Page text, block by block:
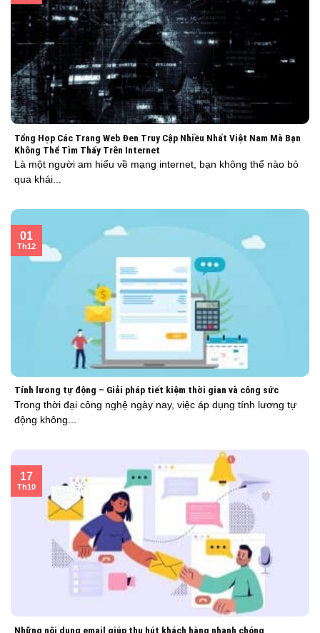
Tổng Hợp Các Trang Web Đen Truy Cập Nhiều Nhất Việt Nam Mà Bạn
Không Thể Tìm Thấy Trên Internet
Là một người am hiểu về mạng internet, bạn không thể nào bỏ
qua khái...
Tính lương tự động – Giải pháp tiết kiệm thời gian và công sức
Trong thời đại công nghệ ngày nay, việc áp dụng tính lương tự
động không...
01
Th12
Những nội dung email giúp thu hút khách hàng nhanh chóng
17
Th10